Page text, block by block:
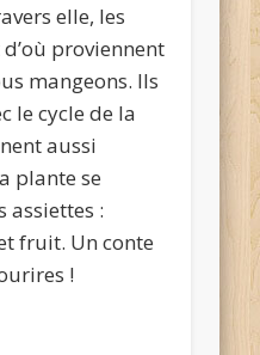
elle, les
proviennent
mangeons. Ils
le cycle de la
aussi
plante se
assiettes :
fruit. Un conte
!